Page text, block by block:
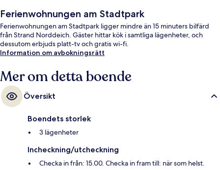
Ferienwohnungen am Stadtpark
Ferienwohnungen am Stadtpark ligger mindre än 15 minuters bilfärd
från Strand Norddeich. Gäster hittar kök i samtliga lägenheter, och
dessutom erbjuds platt-tv och gratis wi-fi.
Information om avbokningsrätt
Mer om detta boende
Översikt
Boendets storlek
3 lägenheter
Incheckning/utcheckning
Checka in från: 15.00. Checka in fram till: när som helst.